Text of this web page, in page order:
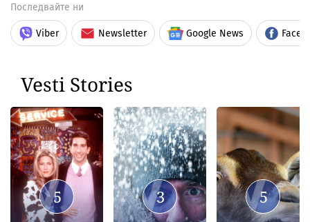
Последвайте ни
Viber Newsletter Google News
Vesti Stories
5 3 5